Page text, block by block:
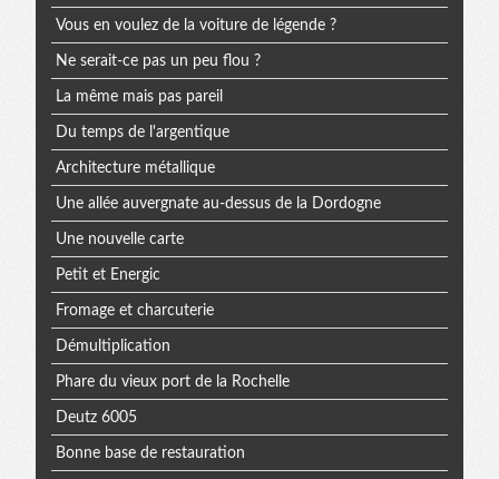
Vous en voulez de la voiture de légende ?
Ne serait-ce pas un peu flou ?
La même mais pas pareil
Du temps de l'argentique
Architecture métallique
Une allée auvergnate au-dessus de la Dordogne
Une nouvelle carte
Petit et Energic
Fromage et charcuterie
Démultiplication
Phare du vieux port de la Rochelle
Deutz 6005
Bonne base de restauration